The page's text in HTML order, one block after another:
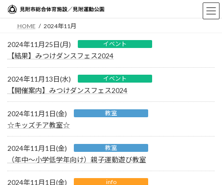
HOME 2024年11月
2024年11月25日(月) イベント
【結果】みつけダンスフェス2024
2024年11月13日(水) イベント
【開催案内】みつけダンスフェス2024
2024年11月1日(金) 教室
☆キッズチア教室☆
2024年11月1日(金) 教室
（年中～小学低学年向け）親子運動遊び教室
2024年11月1日(金) info